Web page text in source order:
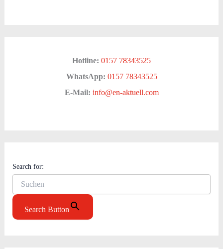
Hotline: 0157 78343525
WhatsApp: 0157 78343525
E-Mail: info@en-aktuell.com
Search for:
Search Button